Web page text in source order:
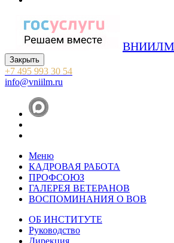
ВНИИЛМ
Закрыть
+7 495 993 30 54
info@vniilm.ru
Меню
КАДРОВАЯ РАБОТА
ПРОФСОЮЗ
ГАЛЕРЕЯ ВЕТЕРАНОВ
ВОСПОМИНАНИЯ О ВОВ
ОБ ИНСТИТУТЕ
Руководство
Дирекция